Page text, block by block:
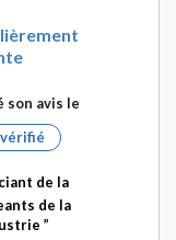
son avis le
de la
de la